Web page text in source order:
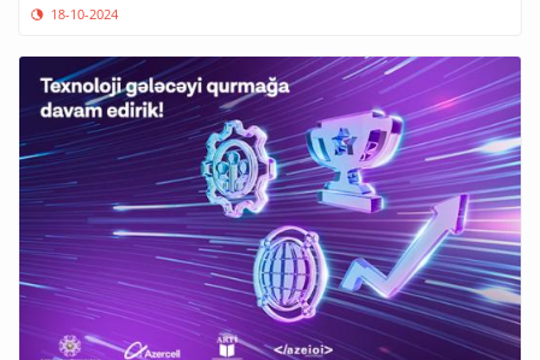
18-10-2024